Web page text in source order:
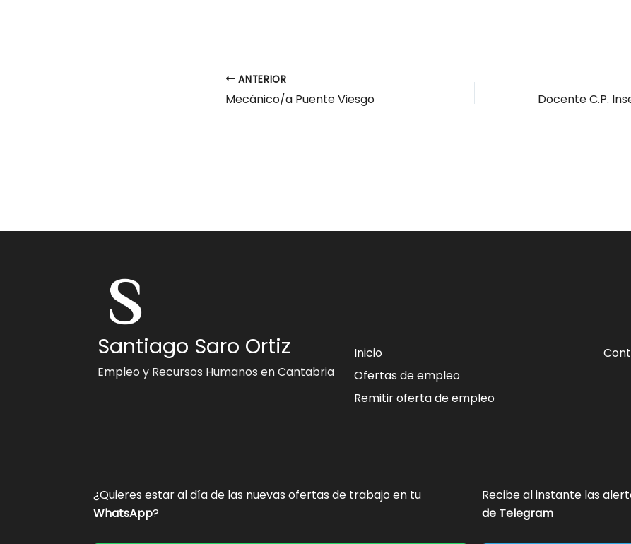
ANTERIOR
Mecánico/a Puente Viesgo
Santiago Saro Ortiz
Empleo y Recursos Humanos en Cantabria
Inicio
Ofertas de empleo
Remitir oferta de empleo
¿Quieres estar al día de las nuevas ofertas de trabajo en tu
WhatsApp?
Recibe al instante las
de Telegram